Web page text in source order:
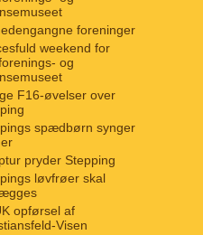
foreninger
weekend for
og
F16-øvelser over
spædbørn synger
pryder Stepping
løvfrøer skal
opførsel af
Visen